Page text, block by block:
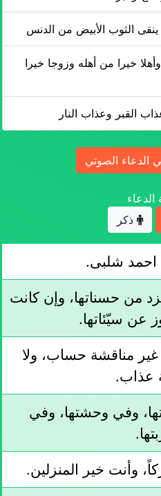
ينقى الثوب الأبيض من الدنس
خيرا من أهله وزوجا خيرا
القبر وعذاب النار
الدعاء الصوتي
ذكر
احمد شلبى.
من حسناتها، وإن كانت
عن سيّئاتها.
غير مناقشة حساب، ولا
عذاب.
وفي وحشتها، وفي
وأنت خير المنزلين.